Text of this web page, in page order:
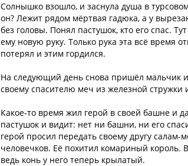
Солнышко взошло, и заснула душа в
он? Лежит рядом мёртвая гадюка, а у
без головы. Понял пастушок, кто его спас.
ему новую руку. Только рука эта всё время
потерял и этим гордился.
На следующий день снова пришёл мальчик
своему спасителю меч из железной стружки
Какое-то время жил герой в своей башне и
пастушок и видит: нет ни башни, ни его
герой просил передать своему другу
человечков. Её похитил комариный король.
ведь конь у него теперь крылатый.